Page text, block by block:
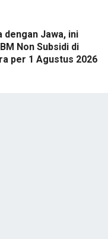
dengan Jawa, ini
Non Subsidi di
per 1 Agustus 2026